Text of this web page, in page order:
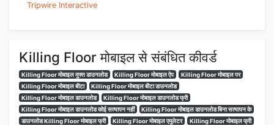
Tripwire Interactive
Killing Floor मोबाइल से संबंधित कीवर्ड
Killing Floor मोबाइल मुफ्त डाउनलोड Killing Floor मोबाइल ऐप
Killing Floor मोबाइल पर
Killing Floor मोबाइल बीटा
Killing Floor मोबाइल बीटा डाउनलोड
Killing Floor मोबाइल डाउनलोड
Killing Floor मोबाइल डाउनलोड फ्री
Killing Floor मोबाइल डाउनलोड कोई सत्यापन नहीं
Killing Floor मोबाइल डाउनलोड बिना सत्यापन के
डाउनलोड Killing Floor मोबाइल फ्री
Killing Floor मोबाइल एमुलेटर
Killing Floor मोबाइल फ्री